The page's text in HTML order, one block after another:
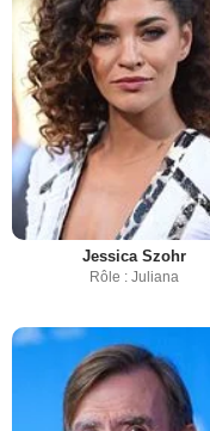
Jessica Szohr
Rôle : Juliana